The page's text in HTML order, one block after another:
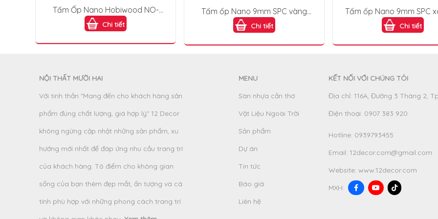
Tấm Ốp Nano Hobiwood NO-
402
Chi tiết
Tấm ốp Nano 9mm SPC vàng
sồi nhạt (Natural Oak) KOP105-
019
Chi tiết
Tấm ốp Nano 9mm SPC
đậm (Dark Grey)Chi tiết
NỘI THẤT MƯỜI HAI
Với tinh thần "Mang đến cho khách hàng sản
phẩm đúng chất lượng, giá hợp lý" 12 Decor
không ngừng cập nhật những sản phẩm, xu
hướng mới nhất để đáp ứng nhu cầu trang trí
của khách hàng. Tô điểm cho không gian
sống của bạn thêm đẹp mắt, ấn tượng và cá
tính phù hợp với những phong cách trang trí
MENU
Sàn nhựa cần thơ
Vật Liệu Ngoài Trời
Sản phẩm
Dự án
Tin tức
Báo giá
Liên hệ
KẾT NỐI VỚI CHÚNG TÔI
Địa chỉ: 116A, Đường 3 Tháng 2,
Điện thoại: 0907 383 920
Hotline: 0939793455
Email: 12decor.com@gmail.com
Website: www.12decor.com
MXH: